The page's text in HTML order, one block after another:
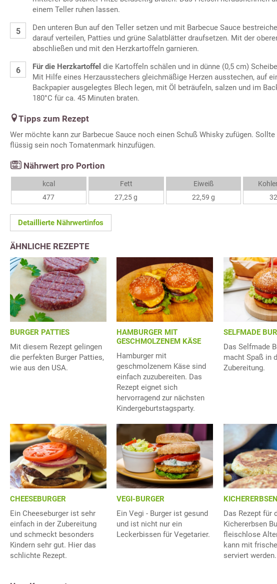
einem Teller ruhen lassen.
Den unteren Bun auf den Teller setzen und mit Barbecue Sauce
darauf verteilen, Patties und grüne Salatblätter draufsetzen. Mit der
abschließen und mit den Herzkartoffeln garnieren.
Für die Herzkartoffel die Kartoffeln schälen und in dünne (0,5 cm)
Mit Hilfe eines Herzausstechers gleichmäßige Herzen ausstechen, auf
Backpapier ausgelegtes Blech legen, mit Öl beträufeln, salzen und im
180°C für ca. 45 Minuten braten.
Tipps zum Rezept
Wer möchte kann zur Barbecue Sauce noch einen Schuß Whisky zufügen. Sollte
flüssig sein noch Tomatenmark hinzufügen.
Nährwert pro Portion
kcal
477
Fett
27,25 g
Eiweiß
22,59 g
Detaillierte Nährwertinfos
ÄHNLICHE REZEPTE
BURGER PATTIES
Mit diesem Rezept gelingen
die perfekten Burger Patties,
wie aus den USA.
HAMBURGER MIT
GESCHMOLZENEM KÄSE
Hamburger mit
geschmolzenem Käse sind
einfach zuzubereiten. Das
Rezept eignet sich
hervorragend zur nächsten
Kindergeburtstagsparty.
SELFMADE
Das Selfmade
macht Spaß in
Zubereitung.
CHEESEBURGER
Ein Cheeseburger ist sehr
einfach in der Zubereitung
und schmeckt besonders
Kindern sehr gut. Hier das
schlichte Rezept.
VEGI-BURGER
Ein Vegi - Burger ist gesund
und ist nicht nur ein
Leckerbissen für Vegetarier.
Das Rezept für
Kichererbsen
fleischlose
kann mit
serviert werden.